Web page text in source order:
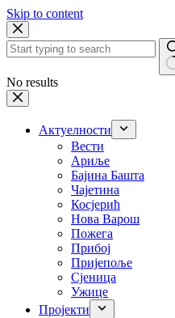
Skip to content
No results
Актуелности
Вести
Ариље
Бајина Башта
Чајетина
Косјерић
Нова Варош
Пожега
Прибој
Пријепоље
Сјеница
Ужице
Пројекти